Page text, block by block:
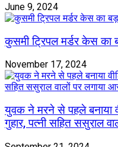
June 9, 2024
कुसमी ट्रिपल मर्डर केस का
November 17, 2024
युवक ने मरने से पहले बनाया
गुहार, पत्नी सहित ससुराल